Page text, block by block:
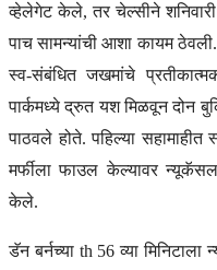
व्हेलेगेट केले, तर चेल्सीने
पाच सामन्यांची आशा कायम
स्व-संबंधित जखमांचे
पार्कमध्ये द्रुत यश मिळवून दोन
पाठवले होते. पहिल्या
मर्फीला फाउल केल्यावर
केले.
डॅन बर्नच्या th 56 व्या